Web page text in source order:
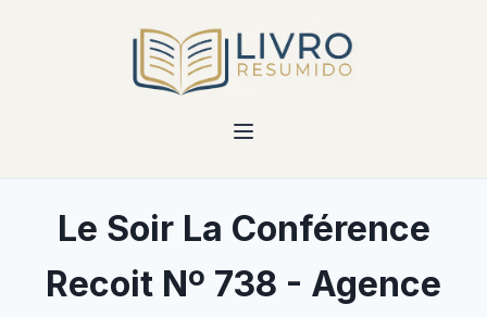
Le Soir La Conférence
Recoit Nº 738 - Agence